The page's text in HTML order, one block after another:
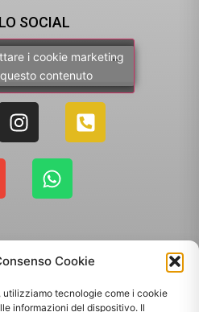
Cookie
utilizziamo tecnologie come i cookie
informazioni del dispositivo. Il
SOCIAL
i cookie marketing
contenuto